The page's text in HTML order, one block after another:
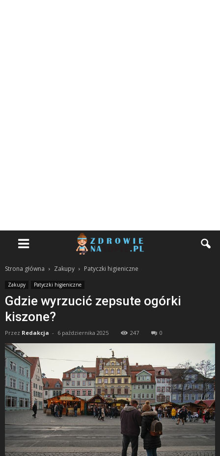
Strona główna Zakupy Patyczki higieniczne
Zakupy Patyczki higieniczne
Gdzie wyrzucić zepsute ogórki
kiszone?
Przez Redakcja - 6 października 2025 247 0